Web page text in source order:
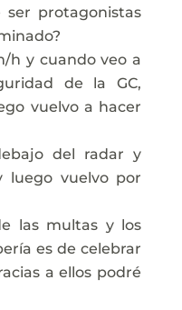
ser protagonistas
h y cuando veo a
de la GC,
vuelvo a hacer
del radar y
luego vuelvo por
las multas y los
es de celebrar
a ellos podré